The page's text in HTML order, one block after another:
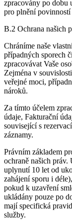
zpracovány po dobu
pro plnění
B.2 Ochrana našich
Chráníme naše
případných sporech
zpracovávat Vaše
Zejména v
veřejné moci,
nároků.
Za tímto účelem
údaje, Fakturační
související s
záznamy.
Právním základem
ochraně našich
uplynutí 10 let od
zahájení sporu i
pokud k uzavření
ukládány pouze po
mají specifická
služby.